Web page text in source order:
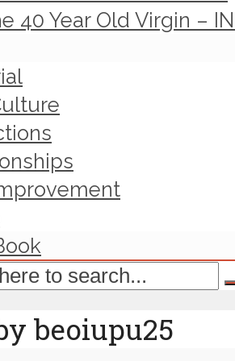
40 Year Old Virgin –
beoiupu25